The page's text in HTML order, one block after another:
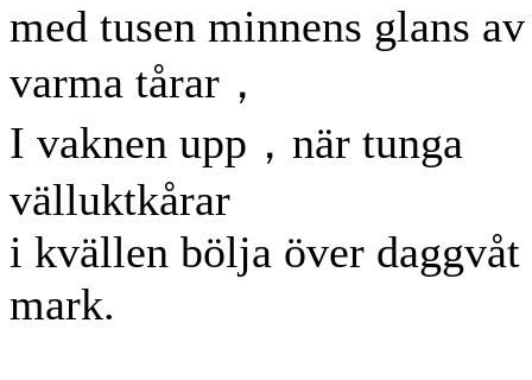
med tusen minnens glans av
varma tårar，
I vaknen upp，när tunga
välluktkårar
i kvällen bölja över daggvåt
mark.